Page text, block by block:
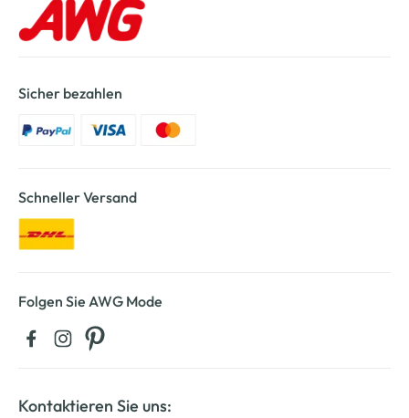
Sicher bezahlen
Schneller Versand
Folgen Sie AWG Mode
Kontaktieren Sie uns: